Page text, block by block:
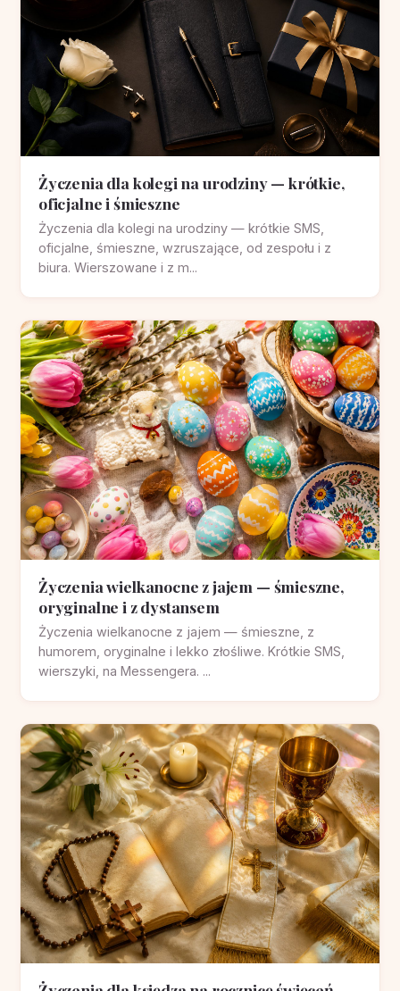
Życzenia dla kolegi na urodziny — krótkie,
oficjalne i śmieszne
Życzenia dla kolegi na urodziny — krótkie SMS,
oficjalne, śmieszne, wzruszające, od zespołu i z
biura. Wierszowane i z m...
Życzenia wielkanocne z jajem — śmieszne,
oryginalne i z dystansem
Życzenia wielkanocne z jajem — śmieszne, z
humorem, oryginalne i lekko złośliwe. Krótkie SMS,
wierszyki, na Messengera. ...